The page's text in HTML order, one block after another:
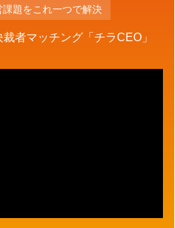
課題をこれ一つで解決
裁者マッチング「チラCEO」